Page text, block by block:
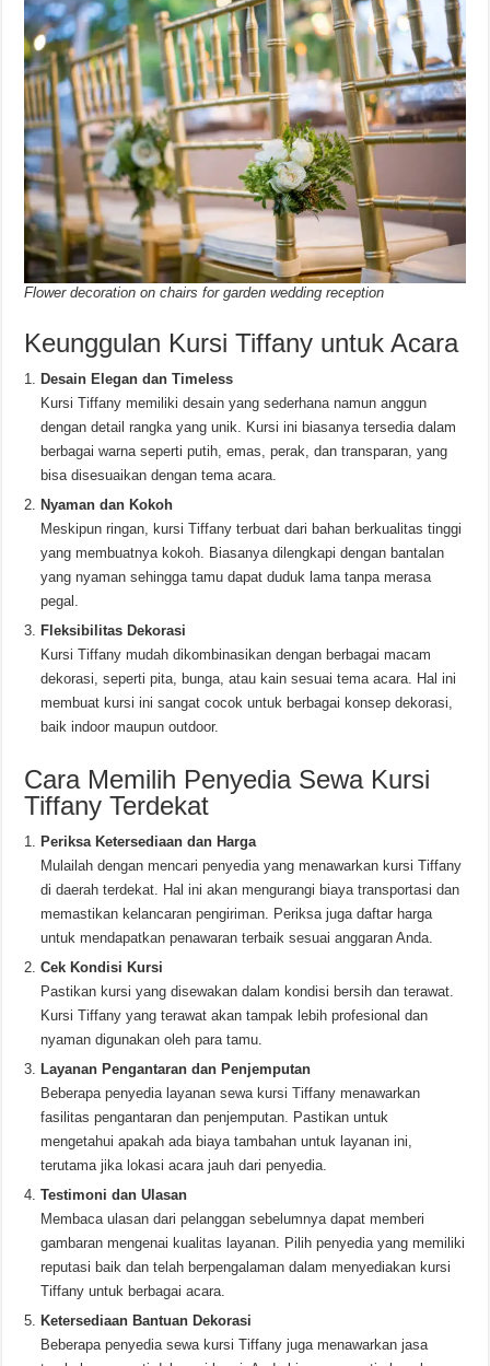
Flower decoration on chairs for garden wedding reception
Keunggulan Kursi Tiffany untuk Acara
Desain Elegan dan Timeless
Kursi Tiffany memiliki desain yang sederhana namun anggun
dengan detail rangka yang unik. Kursi ini biasanya tersedia dalam
berbagai warna seperti putih, emas, perak, dan transparan, yang
bisa disesuaikan dengan tema acara.
Nyaman dan Kokoh
Meskipun ringan, kursi Tiffany terbuat dari bahan berkualitas tinggi
yang membuatnya kokoh. Biasanya dilengkapi dengan bantalan
yang nyaman sehingga tamu dapat duduk lama tanpa merasa
pegal.
Fleksibilitas Dekorasi
Kursi Tiffany mudah dikombinasikan dengan berbagai macam
dekorasi, seperti pita, bunga, atau kain sesuai tema acara. Hal ini
membuat kursi ini sangat cocok untuk berbagai konsep dekorasi,
baik indoor maupun outdoor.
Cara Memilih Penyedia Sewa Kursi
Tiffany Terdekat
Periksa Ketersediaan dan Harga
Mulailah dengan mencari penyedia yang menawarkan kursi Tiffany
di daerah terdekat. Hal ini akan mengurangi biaya transportasi dan
memastikan kelancaran pengiriman. Periksa juga daftar harga
untuk mendapatkan penawaran terbaik sesuai anggaran Anda.
Cek Kondisi Kursi
Pastikan kursi yang disewakan dalam kondisi bersih dan terawat.
Kursi Tiffany yang terawat akan tampak lebih profesional dan
nyaman digunakan oleh para tamu.
Layanan Pengantaran dan Penjemputan
Beberapa penyedia layanan sewa kursi Tiffany menawarkan
fasilitas pengantaran dan penjemputan. Pastikan untuk
mengetahui apakah ada biaya tambahan untuk layanan ini,
terutama jika lokasi acara jauh dari penyedia.
Testimoni dan Ulasan
Membaca ulasan dari pelanggan sebelumnya dapat memberi
gambaran mengenai kualitas layanan. Pilih penyedia yang memiliki
reputasi baik dan telah berpengalaman dalam menyediakan kursi
Tiffany untuk berbagai acara.
Ketersediaan Bantuan Dekorasi
Beberapa penyedia sewa kursi Tiffany juga menawarkan jasa